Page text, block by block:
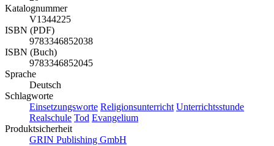
Katalognummer
V1344225
ISBN (PDF)
9783346852038
ISBN (Buch)
9783346852045
Sprache
Deutsch
Schlagworte
Einsetzungsworte Religionsunterricht Unterrichtsstunde
Realschule Tod Evangelium
Produktsicherheit
GRIN Publishing GmbH